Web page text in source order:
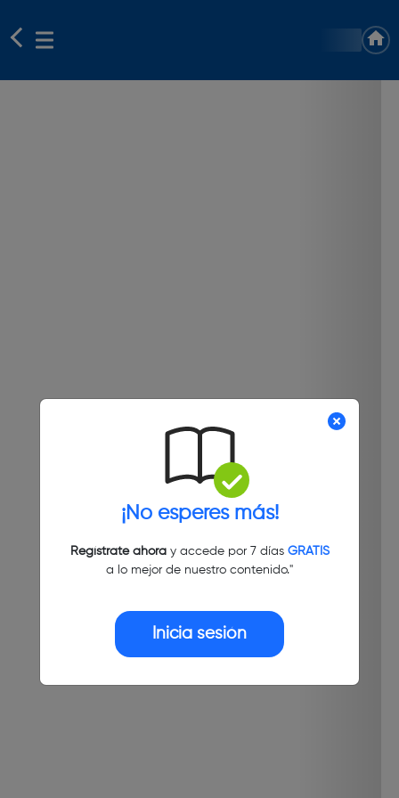
¡No esperes más!
Regístrate ahoray accede por 7 días GRATIS
a lo mejor de nuestro contenido."
Inicia sesión